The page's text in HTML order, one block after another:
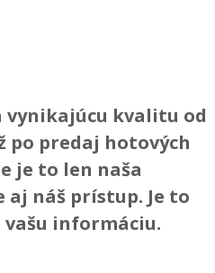
vynikajúcu kvalitu od
po predaj hotových
je to len naša
aj náš prístup. Je to
vašu informáciu.